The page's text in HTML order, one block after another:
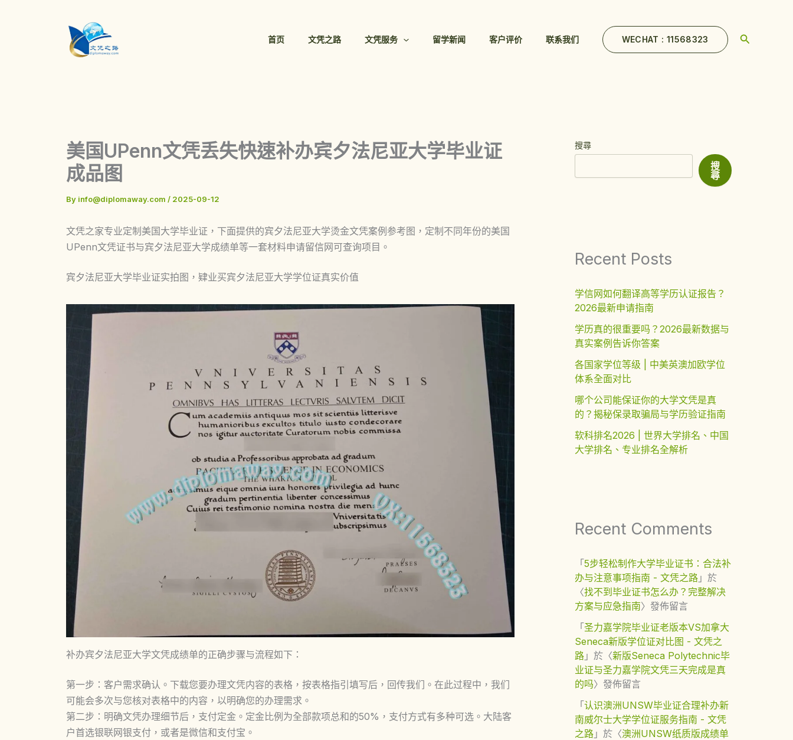
首页 文凭之路 文凭服务 留学新闻 客户评价 联系我们 WECHAT : 11568323 Search
美国UPenn文凭丢失快速补办宾夕法尼亚大学毕业证
成品图
By info@diplomaway.com / 2025-09-12
文凭之家专业定制美国大学毕业证，下面提供的宾夕法尼亚大学烫金文凭案例参考图，定制不同年份的美国
UPenn文凭证书与宾夕法尼亚大学成绩单等一套材料申请留信网可查询项目。
宾夕法尼亚大学毕业证实拍图，肄业买宾夕法尼亚大学学位证真实价值
补办宾夕法尼亚大学文凭成绩单的正确步骤与流程如下：
第一步：客户需求确认。下载您要办理文凭内容的表格，按表格指引填写后，回传我们。在此过程中，我们
可能会多次与您核对表格中的内容，以明确您的办理需求。
第二步：明确文凭办理细节后，支付定金。定金比例为全部款项总和的50%，支付方式有多种可选。大陆客
户首选银联网银支付，或者是微信和支付宝。
搜尋
搜
尋
Recent Posts
学信网如何翻译高等学历认证报告？
2026最新申请指南
学历真的很重要吗？2026最新数据与
真实案例告诉你答案
各国家学位等级 | 中美英澳加欧学位
体系全面对比
哪个公司能保证你的大学文凭是真
的？揭秘保录取骗局与学历验证指南
软科排名2026 | 世界大学排名、中国
大学排名、专业排名全解析
Recent Comments
「5步轻松制作大学毕业证书：合法补
办与注意事项指南 - 文凭之路 」於
〈找不到毕业证书怎么办？完整解决
方案与应急指南〉發佈留言
「圣力嘉学院毕业证老版本VS加拿大
Seneca新版学位证对比图 - 文凭之
路 」於〈新版Seneca Polytechnic毕
业证与圣力嘉学院文凭三天完成是真
的吗〉發佈留言
「认识澳洲UNSW毕业证合理补办新
南威尔士大学学位证服务指南 - 文凭
之路 」於〈澳洲UNSW纸质版成绩单